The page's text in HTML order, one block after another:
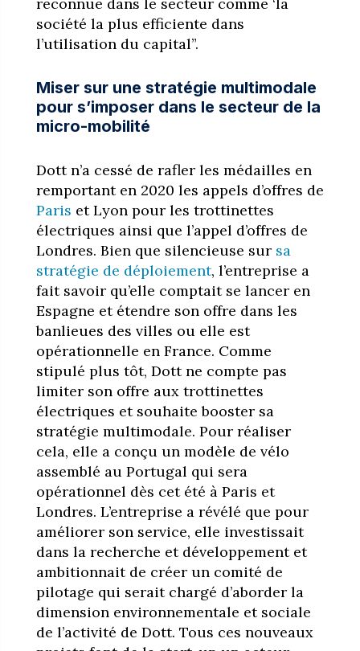
société la plus efficiente dans
l’utilisation du capital”.
Miser sur une stratégie multimodale
pour s’imposer dans le secteur de la
micro-mobilité
Dott n’a cessé de rafler les médailles en
remportant en 2020 les appels d’offres de
Paris et Lyon pour les trottinettes
électriques ainsi que l’appel d’offres de
Londres. Bien que silencieuse sur sa
stratégie de déploiement, l’entreprise a
fait savoir qu’elle comptait se lancer en
Espagne et étendre son offre dans les
banlieues des villes ou elle est
opérationnelle en France. Comme
stipulé plus tôt, Dott ne compte pas
limiter son offre aux trottinettes
électriques et souhaite booster sa
stratégie multimodale. Pour réaliser
cela, elle a conçu un modèle de vélo
assemblé au Portugal qui sera
opérationnel dès cet été à Paris et
Londres. L’entreprise a révélé que pour
améliorer son service, elle investissait
dans la recherche et développement et
ambitionnait de créer un comité de
pilotage qui serait chargé d’aborder la
dimension environnementale et sociale
de l’activité de Dott. Tous ces nouveaux